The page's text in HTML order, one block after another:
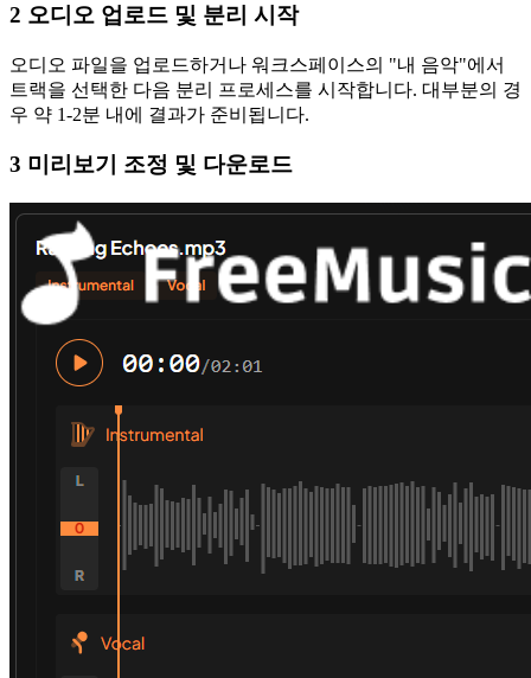
2 오디오 업로드 및 분리 시작
오디오 파일을 업로드하거나 워크스페이스의 "내 음악"에서
트랙을 선택한 다음 분리 프로세스를 시작합니다. 대부분의 경
우 약 1-2분 내에 결과가 준비됩니다.
3 미리보기 조정 및 다운로드